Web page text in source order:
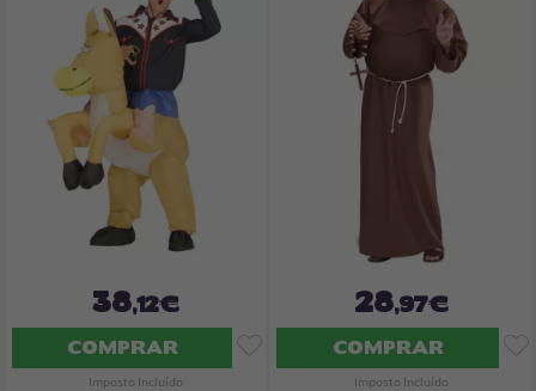
38,12€
COMPRAR
Imposto Incluído
28,97€
COMPRAR
Imposto Incluído